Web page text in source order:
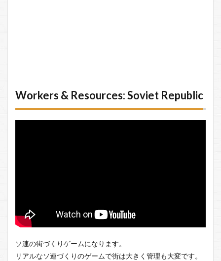
Workers & Resources: Soviet Republic
ソ連の街づくりゲームになります。
リアルなソ連づくりのゲームで街は大きく管理も大変です。